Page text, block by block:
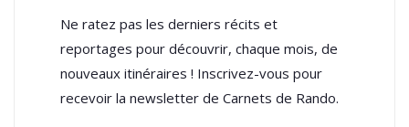
Ne ratez pas les derniers récits et
reportages pour découvrir, chaque mois, de
nouveaux itinéraires ! Inscrivez-vous pour
recevoir la newsletter de Carnets de Rando.